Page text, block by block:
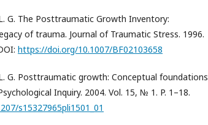
G. The Posttraumatic Growth Inventory:
of trauma. Journal of Traumatic Stress. 1996.
https://doi.org/10.1007/BF02103658
G. Posttraumatic growth: Conceptual foundations
Inquiry. 2004. Vol. 15, № 1. P. 1–18.
s15327965pli1501_01